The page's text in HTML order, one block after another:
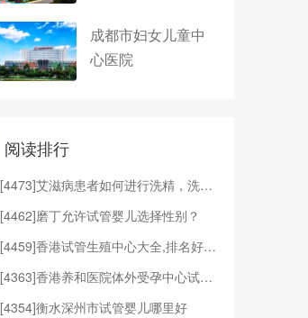
成都市妇女儿童中
心医院
阅读排行
[4473]艾滋病患者如何进行洗精，洗精技术适应于哪
[4462]磨丁允许试管婴儿选择性别？
[4459]香港试管生殖中心大全,排名好的机构都在这
[4363]香港养和医院体外受孕中心试管婴儿技术
[4354]衡水深州市试管婴儿哪里好